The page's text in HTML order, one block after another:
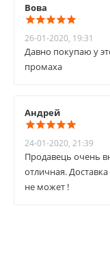
Вова
26-01-2020, 19:31
Давно покупаю у
промаха
Андрей
24-01-2020, 21:39
Продавець очень
отличная.
не может !